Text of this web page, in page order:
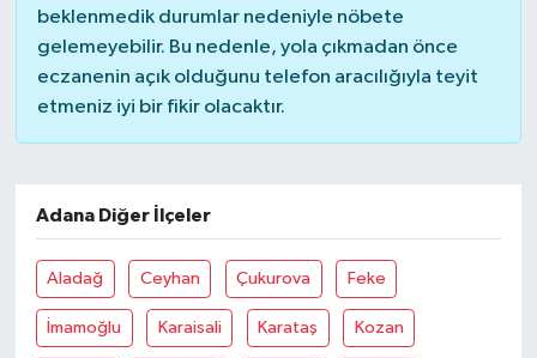
beklenmedik durumlar nedeniyle nöbete
gelemeyebilir. Bu nedenle, yola çıkmadan önce
eczanenin açık olduğunu telefon aracılığıyla teyit
etmeniz iyi bir fikir olacaktır.
Adana Diğer İlçeler
Aladağ Ceyhan Çukurova Feke
İmamoğlu Karaisali Karataş Kozan